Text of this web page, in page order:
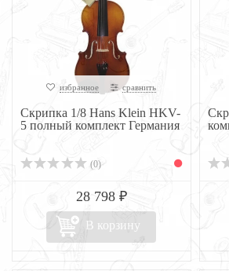
избранное сравнить
Скрипка 1/8 Hans Klein HKV-
5 полный комплект Германия
(0)
28 798 ₽
В корзину